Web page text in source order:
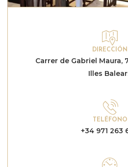
DIRECCIÓN
Carrer de Gabriel Maura,
Illes
TELÉFONO
+34 971 263